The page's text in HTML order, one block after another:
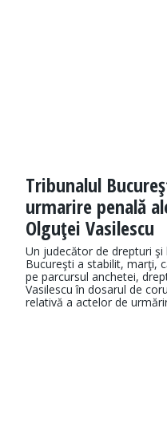
Tribunalul
urmarire penală
Olguţei Vasilescu
Un judecător de drepturi
Bucureşti a stabilit, marţi,
pe parcursul anchetei,
Vasilescu în dosarul de
relativă a actelor de